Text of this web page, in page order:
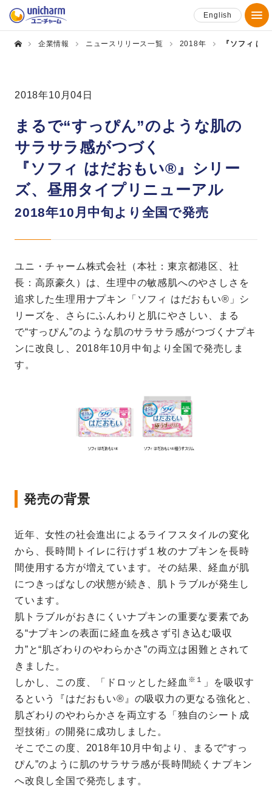
English
企業情報 ニュースリリース一覧 2018年 『ソフィ は
2018年10月04日
まるで“すっぴん”のような肌の
サラサラ感がつづく
『ソフィ はだおもい®』シリー
ズ、昼用タイプリニューアル
2018年10月中旬より全国で発売
ユニ・チャーム株式会社（本社：東京都港区、社
長：高原豪久）は、生理中の敏感肌へのやさしさを
追求した生理用ナプキン「ソフィ はだおもい®」シ
リーズを、さらにふんわりと肌にやさしい、まる
で“すっぴん”のような肌のサラサラ感がつづくナプキ
ンに改良し、2018年10月中旬より全国で発売しま
す。
発売の背景
近年、女性の社会進出によるライフスタイルの変化
から、長時間トイレに行けず１枚のナプキンを長時
間使用する方が増えています。その結果、経血が肌
につきっぱなしの状態が続き、肌トラブルが発生し
ています。
肌トラブルがおきにくいナプキンの重要な要素であ
る“ナプキンの表面に経血を残さず引き込む吸収
力”と“肌ざわりのやわらかさ”の両立は困難とされて
きました。
しかし、この度、「ドロッとした経血 ※１
」を吸収す
るという『はだおもい®』の吸収力の更なる強化と、
肌ざわりのやわらかさを両立する「独自のシート成
型技術」の開発に成功しました。
そこでこの度、2018年10月中旬より、まるで“すっ
ぴん”のように肌のサラサラ感が長時間続くナプキン
へ改良し全国で発売します。